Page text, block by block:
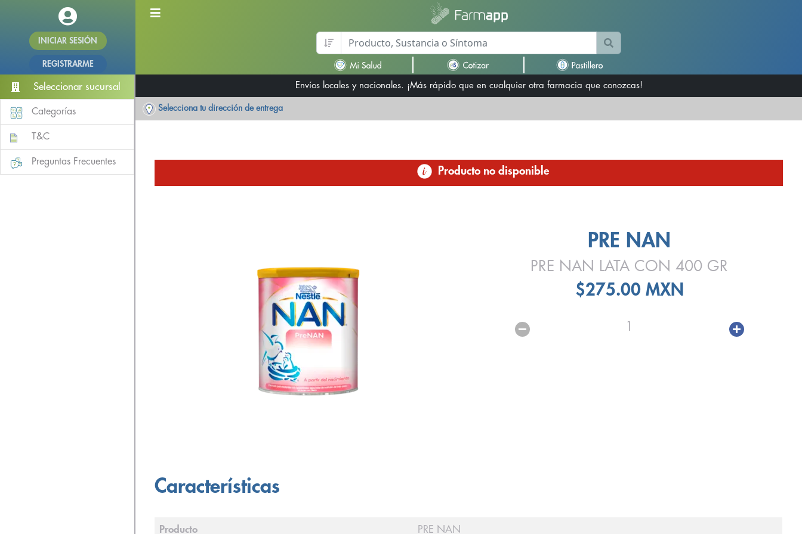
INICIAR SESIÓN
REGISTRARME
Seleccionar sucursal
Categorías
T&C
Preguntas Frecuentes
Envíos locales y nacionales. ¡Más rápido que en cualquier otra farmacia que conozcas!
Selecciona tu dirección de entrega
Producto no disponible
PRE NAN
PRE NAN LATA CON 400 GR
$275.00 MXN
1
Características
Producto PRE NAN